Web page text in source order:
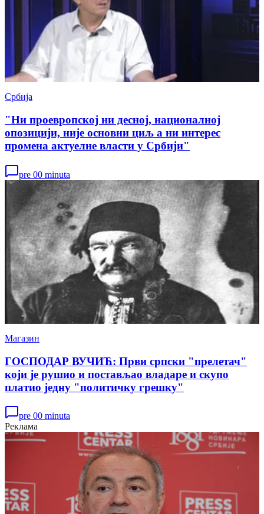
Србија
"Ни проевропској ни десној, националној
опозицији, није основни циљ а ни интерес
промена актуелне власти у Србији"
pre 00 minuta
Магазин
ГОСПОДАР ВУЧИЋ: Први српски "прелетач"
који је рушио и постављао владаре и скупо
платио једну "политичку грешку"
pre 00 minuta
Реклама